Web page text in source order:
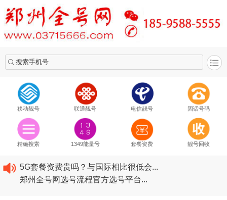
搜索手机号
移动靓号 联通靓号 电信靓号 固话号码
精确搜索 1349能量号 套餐资费 靓号回收
2020​移动最新套餐资费...
2020​联通最新套餐资费...
5G套餐资费贵吗？与国际相比很低会...
郑州全号网选号流程官方选号平台...